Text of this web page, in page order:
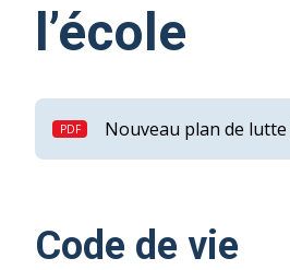
l’école
Nouveau plan de lutte
Code de vie